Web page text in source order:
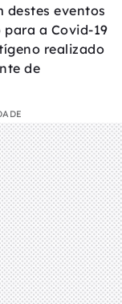
destes eventos
a Covid-19
realizado
de